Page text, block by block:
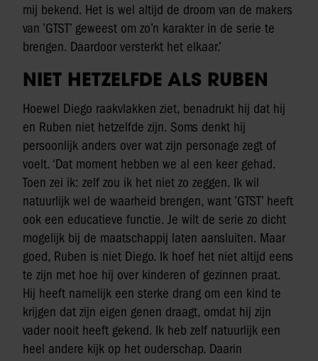
mij bekend. Het is wel altijd de droom van de makers
van ’GTST’ geweest om zo’n karakter in de serie te
brengen. Daardoor versterkt het elkaar.’
NIET HETZELFDE ALS RUBEN
Hoewel Diego raakvlakken ziet, benadrukt hij dat hij
en Ruben niet hetzelfde zijn. Soms denkt hij
persoonlijk anders over wat zijn personage zegt of
voelt. ‘Dat moment hebben we al een keer gehad.
Toen zei ik: zelf zou ik het niet zo zeggen. Ik wil
natuurlijk wel de waarheid brengen, want ’GTST’ heeft
ook een educatieve functie. Je wilt de serie zo dicht
mogelijk bij de maatschappij laten aansluiten. Maar
goed, Ruben is niet Diego. Ik hoef het niet altijd eens
te zijn met hoe hij over kinderen of gezinnen praat.
Hij heeft namelijk een sterke drang om een kind te
krijgen dat zijn eigen genen draagt, omdat hij zijn
vader nooit heeft gekend. Ik heb zelf natuurlijk een
heel andere kijk op het ouderschap. Daarin